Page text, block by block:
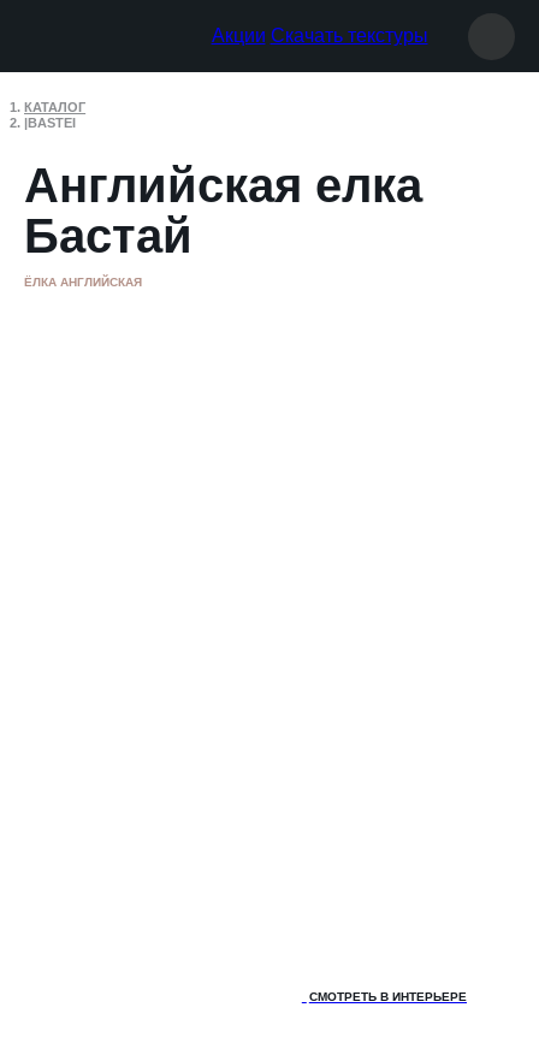
Акции Скачать текстуры
КАТАЛОГ
BASTEI
Английская елка
Бастай
ЁЛКА АНГЛИЙСКАЯ
СМОТРЕТЬ В ИНТЕРЬЕРЕ